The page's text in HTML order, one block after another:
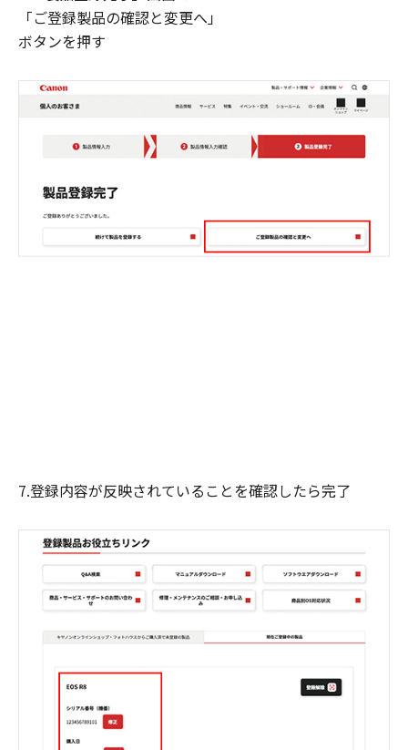
「ご登録製品の確認と変更へ」
ボタンを押す
7.登録内容が反映されていることを確認したら完了